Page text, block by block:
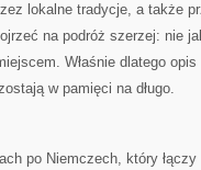
lokalne tradycje, a także
na podróż szerzej: nie
Właśnie dlatego
w pamięci na długo.
po Niemczech, który